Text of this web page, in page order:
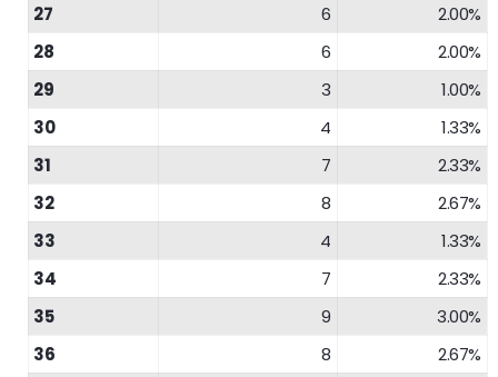
27
6
2.00%
28
6
2.00%
29
3
1.00%
30
4
1.33%
31
7
2.33%
32
8
2.67%
33
4
1.33%
34
7
2.33%
35
9
3.00%
36
8 2.67%